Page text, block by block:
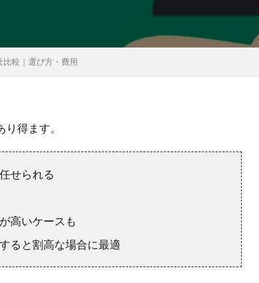
較｜選び方・費用
得ます。
せられる
高いケースも
ると割高な場合に最適